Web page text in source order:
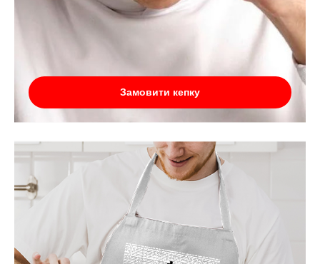
Замовити кепку